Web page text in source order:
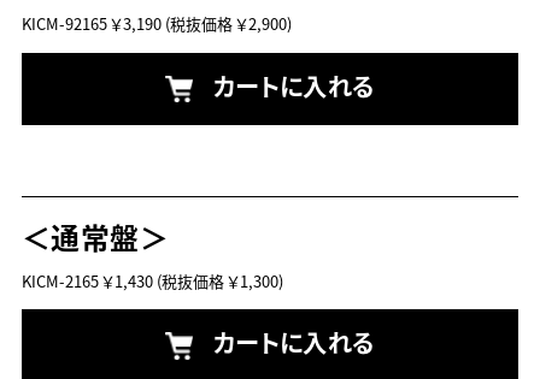
KICM-92165￥3,190(税抜価格 ￥2,900)
カートに入れる
＜通常盤＞
KICM-2165￥1,430(税抜価格 ￥1,300)
カートに入れる